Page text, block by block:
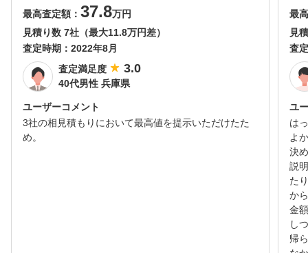
最高査定額： 37.8万円
見積り数 7社（最大11.8万円差）
査定時期： 2022年8月
査定満足度
3.0
40代男性 兵庫県
ユーザーコメント
3社の相見積もりにおいて最高値を提示いただけたた
め。
最
見
査
ユ
は
よ
決
説
た
か
金
し
帰